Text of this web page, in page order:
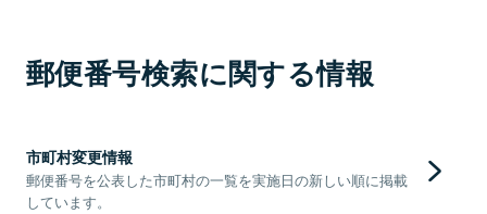
郵便番号検索に関する情報
市町村変更情報
郵便番号を公表した市町村の一覧を実施日の新しい順に掲載
しています。